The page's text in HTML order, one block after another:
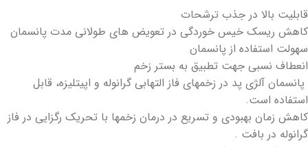
قابلیت بالا در جذب ترشحات
کاهش ریسک خیس خوردگی در تعویض های طولانی مدت پانسمان
سهولت استفاده از پانسمان
انعطاف نسبی جهت تطبیق به بستر زخم
پانسمان آلژی پد در زخمهای فاز التهابی گرانوله و اپیتلیزه، قابل
استفاده است.
کاهش زمان بهبودی و تسریع در درمان زخمها با تحریک رگزایی در فاز
گرانوله در بافت .